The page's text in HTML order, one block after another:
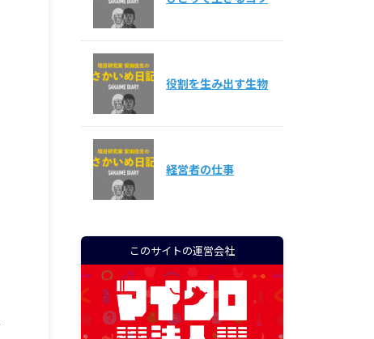
役割を生み出す生物
経営者の仕事
このサイトの運営会社